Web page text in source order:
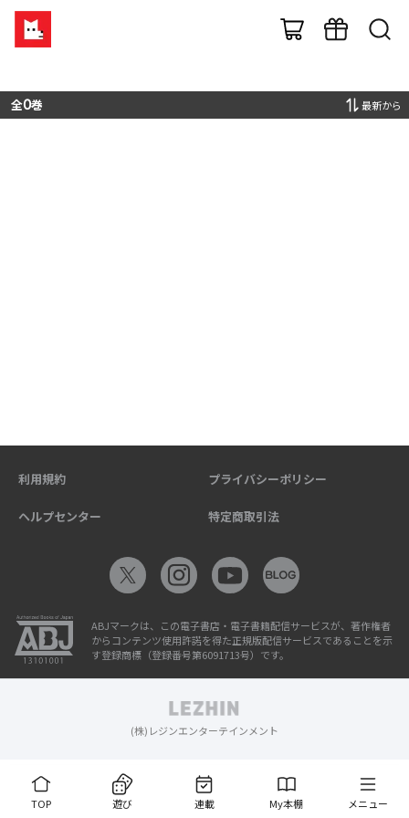
全0巻 最新から
TOP 遊び 連載 My本棚 メニュー
利用規約 プライバシーポリシー
ヘルプセンター 特定商取引法
ABJマークは、この電子書店・電子書籍配信サービスが、著作権者
からコンテンツ使用許諾を得た正規版配信サービスであることを示
す登録商標（登録番号第6091713号）です。
(株)レジンエンターテインメント